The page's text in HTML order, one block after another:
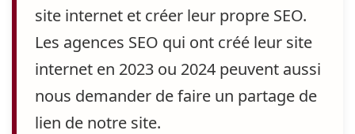
site internet et créer leur propre SEO.
Les agences SEO qui ont créé leur site
internet en 2023 ou 2024 peuvent aussi
nous demander de faire un partage de
lien de notre site.